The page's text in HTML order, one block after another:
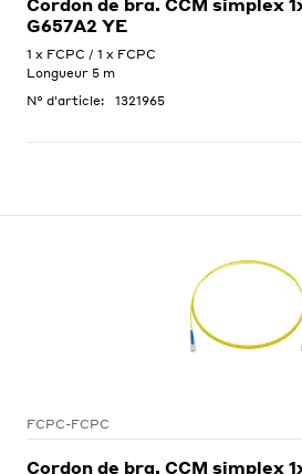
Cordon de bra. CCM simplex
G657A2 YE
1 x FCPC / 1 x FCPC
Longueur 5 m
N° d'article:
1321965
FCPC-FCPC
Cordon de bra. CCM simplex